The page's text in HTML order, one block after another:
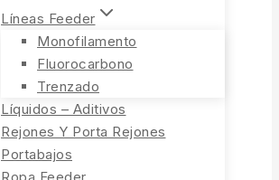
Líneas Feeder
Monofilamento
Fluorocarbono
Trenzado
Líquidos – Aditivos
Rejones Y Porta Rejones
Portabajos